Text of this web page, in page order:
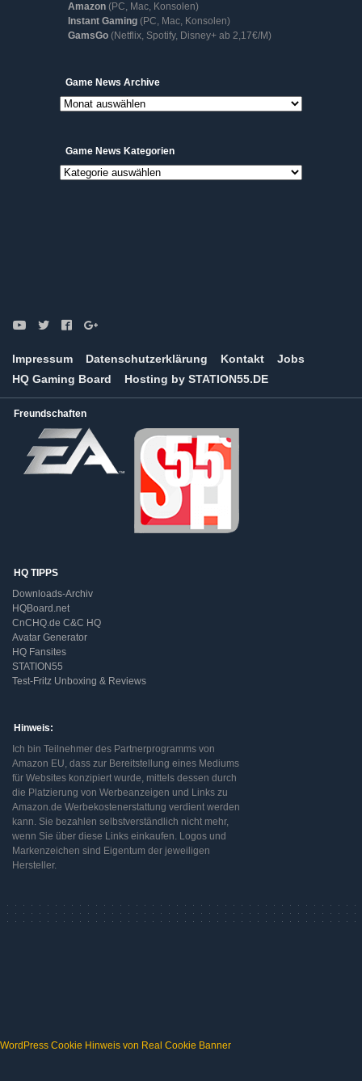
Amazon (PC, Mac, Konsolen)
Instant Gaming (PC, Mac, Konsolen)
GamsGo (Netflix, Spotify, Disney+ ab 2,17€/M)
Game News ArchiveGame
News
Archive
Game News Kategorien
Game
Impressum Datenschutzerklärung Kontakt
Jobs
HQ Gaming Board
Hosting by STATION55.DE
Freundschaften
HQ TIPPS
Downloads-Archiv
HQBoard.net
CnCHQ.de C&C HQ
Avatar Generator
HQ Fansites
STATION55
Test-Fritz Unboxing & Reviews
Hinweis:
Ich bin Teilnehmer des Partnerprogramms von
Amazon EU, dass zur Bereitstellung eines Mediums
für Websites konzipiert wurde, mittels dessen durch
die Platzierung von Werbeanzeigen und Links zu
Amazon.de Werbekostenerstattung verdient werden
kann. Sie bezahlen selbstverständlich nicht mehr,
wenn Sie über diese Links einkaufen. Logos und
Markenzeichen sind Eigentum der jeweiligen
Hersteller.
WordPress Cookie Hinweis von Real Cookie Banner